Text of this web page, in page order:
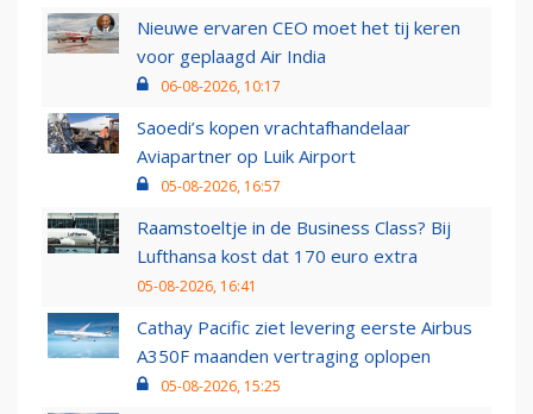
Nieuwe ervaren CEO moet het tij keren
voor geplaagd Air India
06-08-2026, 10:17
Saoedi’s kopen vrachtafhandelaar
Aviapartner op Luik Airport
05-08-2026, 16:57
Raamstoeltje in de Business Class? Bij
Lufthansa kost dat 170 euro extra
05-08-2026, 16:41
Cathay Pacific ziet levering eerste Airbus
A350F maanden vertraging oplopen
05-08-2026, 15:25